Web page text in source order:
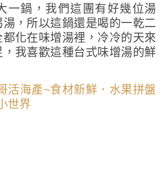
一鍋，我們這團有好幾位湯
，所以這鍋還是喝的一乾二
化在味增湯裡，冷冷的天來
我喜歡這種台式味增湯的鮮